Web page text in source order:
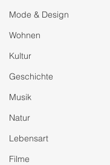
Mode & Design
Wohnen
Kultur
Geschichte
Musik
Natur
Lebensart
Filme